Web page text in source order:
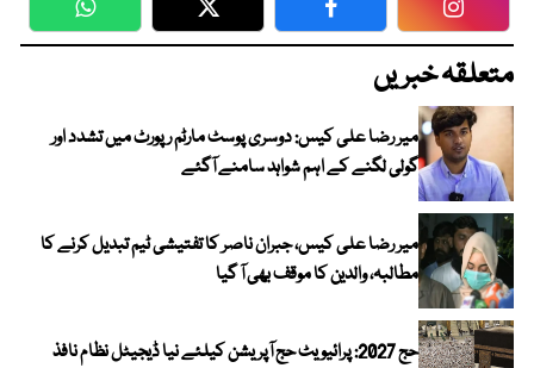
WhatsApp Twitter Facebook
متعلقہ خبریں
میر رضا علی کیس: دوسری پوسٹ مارٹم رپورٹ میں تشدد اور
گولی لگنے کے اہم شواہد سامنے آگئے
میر رضا علی کیس، جبران ناصر کا تفتیشی ٹیم تبدیل کرنے کا
مطالبہ، والدین کا موقف بھی آ گیا
حج 2027: پرائیویٹ حج آپریشن کیلئے نیا ڈیجیٹل نظام نافذ